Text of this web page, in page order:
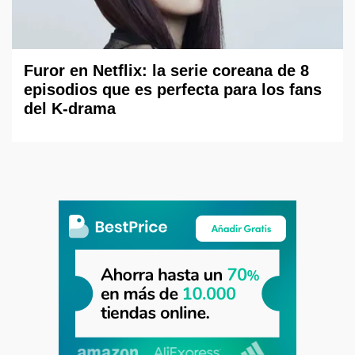
Furor en Netflix: la serie coreana de 8
episodios que es perfecta para los fans
del K-drama